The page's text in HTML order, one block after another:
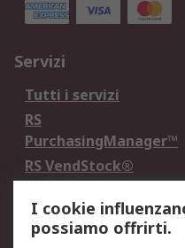
Servizi
Tutti i servizi
RS
PurchasingManager™
RS VendStock®
Legale
I cookie
possiamo offrirti.